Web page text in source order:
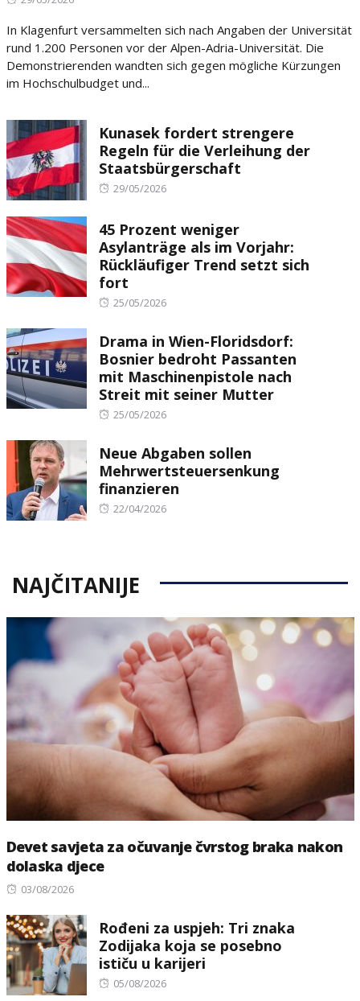
In Klagenfurt versammelten sich nach Angaben der Universität
rund 1.200 Personen vor der Alpen-Adria-Universität. Die
Demonstrierenden wandten sich gegen mögliche Kürzungen
im Hochschulbudget und...
Kunasek fordert strengere
Regeln für die Verleihung der
Staatsbürgerschaft
Posted
29/05/2026
45 Prozent weniger
Asylanträge als im Vorjahr:
Rückläufiger Trend setzt sich
fort
Posted
25/05/2026
Drama in Wien-Floridsdorf:
Bosnier bedroht Passanten
mit Maschinenpistole nach
Streit mit seiner Mutter
Posted
25/05/2026
Neue Abgaben sollen
Mehrwertsteuersenkung
finanzieren
Posted
22/04/2026
NAJČITANIJE
Devet savjeta za očuvanje čvrstog braka nakon
dolaska djece
Posted
03/08/2026
Rođeni za uspjeh: Tri znaka
Zodijaka koja se posebno
ističu u karijeri
Posted
05/08/2026